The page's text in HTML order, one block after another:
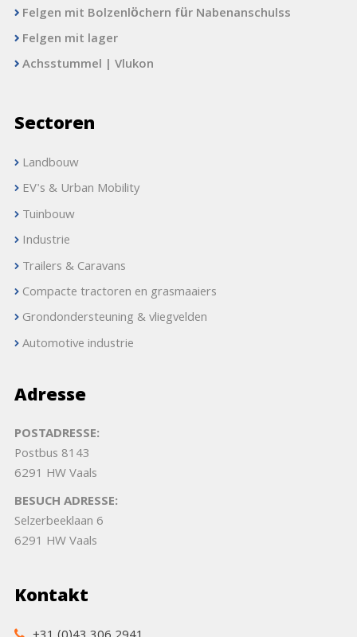
Felgen mit Bolzenlöchern für Nabenanschulss
Felgen mit lager
Achsstummel | Vlukon
Sectoren
Landbouw
EV's & Urban Mobility
Tuinbouw
Industrie
Trailers & Caravans
Compacte tractoren en grasmaaiers
Grondondersteuning & vliegvelden
Automotive industrie
Adresse
POSTADRESSE:
Postbus 8143
6291 HW Vaals
BESUCH ADRESSE:
Selzerbeeklaan 6
6291 HW Vaals
Kontakt